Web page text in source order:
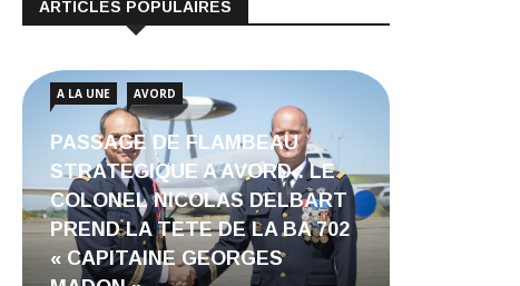
ARTICLES POPULAIRES
A LA UNE AVORD
PASSAGE DE FLAMBEAU
STRATEGIQUE A AVORD : LE
COLONEL NICOLAS DELBART
PREND LA TETE DE LA BA 702
« CAPITAINE GEORGES